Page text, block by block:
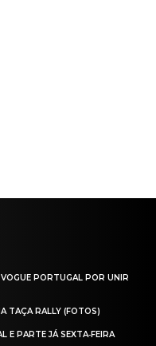
PORTUGAL POR UNIR
TAÇA RALLY (FOTOS)
E PARTE JÁ SEXTA‑FEIRA